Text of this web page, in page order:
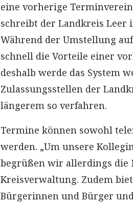
eine vorherige
schreibt der Landkreis
Während der Umstellung
schnell die Vorteile einer
deshalb werde das System
Zulassungsstellen der
längerem so verfahren.
Termine können sowohl
werden. „Um unsere
begrüßen wir allerdings die
Kreisverwaltung. Zudem
Bürgerinnen und Bürger